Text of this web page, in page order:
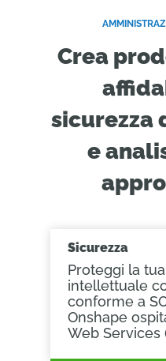
Crea
sicurezza
e
Sicurezza
Proteggi la
intellettuale
conforme a
Onshape
Web Services